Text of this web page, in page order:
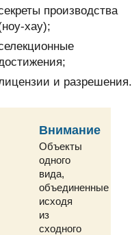
производства
хау);
и разрешения.
Внимание
Объекты
одного
вида,
объединенные
исходя
из
сходного